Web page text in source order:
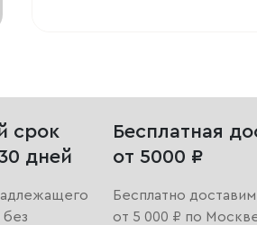
срок
дней
Бесплатная
от 5000 ₽
Бесплатно доставим
от 5 000 ₽ по